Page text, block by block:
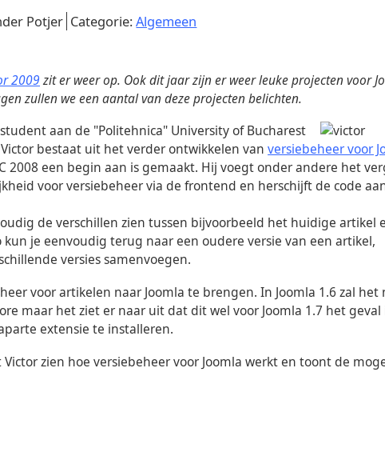
Potjer. Categorie:Algemeen
2009zit er weer op. Ook dit jaar zijn er weer leuke projecten voor
zullen we een aantal van deze projecten belichten.
aan de "Politehnica" University of Bucharest
bestaat uit het verder ontwikkelen vanversiebeheer voor
2008 een begin aan is gemaakt. Hij voegt onder andere het
voor versiebeheer via de frontend en herschijft de code
de verschillen zien tussen bijvoorbeeld het huidige artikel
je eenvoudig terug naar een oudere versie van een artikel,
versies samenvoegen.
voor artikelen naar Joomla te brengen. In Joomla 1.6 zal het
maar het ziet er naar uit dat dit wel voor Joomla 1.7 het geval
extensie te installeren.
zien hoe versiebeheer voor Joomla werkt en toont de